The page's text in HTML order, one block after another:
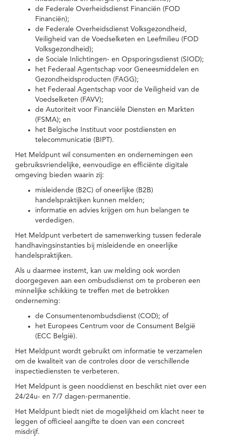
de Federale Overheidsdienst Financiën (FOD
Financiën);
de Federale Overheidsdienst Volksgezondheid,
Veiligheid van de Voedselketen en Leefmilieu (FOD
Volksgezondheid);
de Sociale Inlichtingen- en Opsporingsdienst (SIOD);
het Federaal Agentschap voor Geneesmiddelen en
Gezondheidsproducten (FAGG);
het Federaal Agentschap voor de Veiligheid van de
Voedselketen (FAVV);
de Autoriteit voor Financiële Diensten en Markten
(FSMA); en
het Belgische Instituut voor postdiensten en
telecommunicatie (BIPT).
Het Meldpunt wil consumenten en ondernemingen een
gebruiksvriendelijke, eenvoudige en efficiënte digitale
omgeving bieden waarin zij:
misleidende (B2C) of oneerlijke (B2B)
handelspraktijken kunnen melden;
informatie en advies krijgen om hun belangen te
verdedigen.
Het Meldpunt verbetert de samenwerking tussen federale
handhavingsinstanties bij misleidende en oneerlijke
handelspraktijken.
Als u daarmee instemt, kan uw melding ook worden
doorgegeven aan een ombudsdienst om te proberen een
minnelijke schikking te treffen met de betrokken
onderneming:
de Consumentenombudsdienst (COD); of
het Europees Centrum voor de Consument België
(ECC België).
Het Meldpunt wordt gebruikt om informatie te verzamelen
om de kwaliteit van de controles door de verschillende
inspectiediensten te verbeteren.
Het Meldpunt is geen nooddienst en beschikt niet over een
24/24u- en 7/7 dagen-permanentie.
Het Meldpunt biedt niet de mogelijkheid om klacht neer te
leggen of officieel aangifte te doen van een concreet
misdrijf.